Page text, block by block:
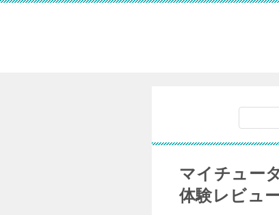
マイチュー
体験レビュ